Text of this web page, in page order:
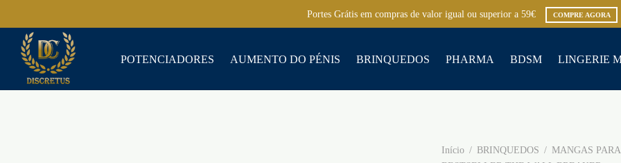
Portes Grátis em compras de valor igual ou superior a 59€ COMPRE AGORA
POTENCIADORES AUMENTO DO PÉNIS BRINQUEDOS PHARMA BDSM LINGERIE
Início / BRINQUEDOS / MANGAS